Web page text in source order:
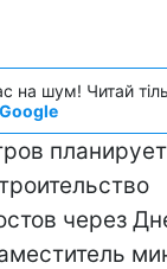
на шум! Читай
через